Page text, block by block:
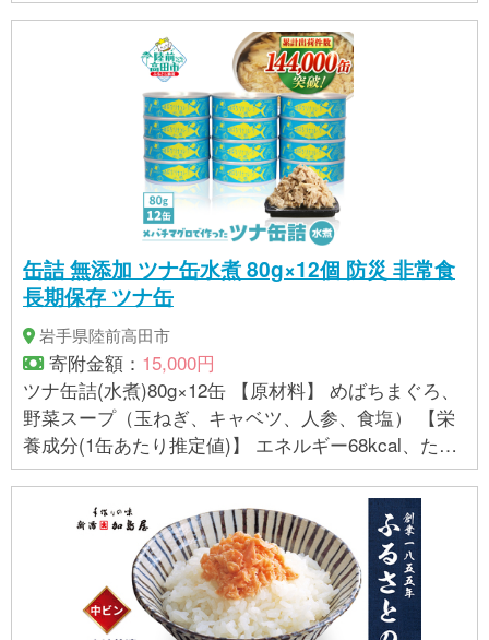
缶詰 無添加 ツナ缶水煮 80g×12個 防災 非常食
長期保存 ツナ缶
岩手県陸前高田市
寄附金額： 15,000円
ツナ缶詰(水煮)80g×12缶 【原材料】 めばちまぐろ、
野菜スープ（玉ねぎ、キャベツ、人参、食塩） 【栄
養成分(1缶あたり推定値)】 エネルギー68kcal、たん
ぱく質13.8g、脂質0.7g、炭水化物0.8g、食塩相当量
避け、常温で保存 【消費期限】 製造日より3年(缶底